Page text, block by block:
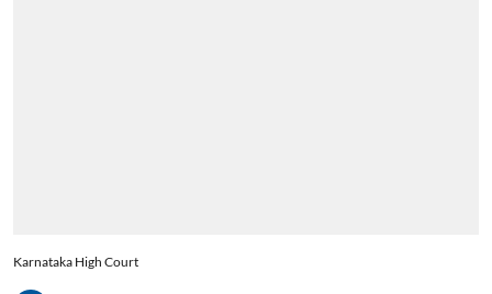
Karnataka High Court